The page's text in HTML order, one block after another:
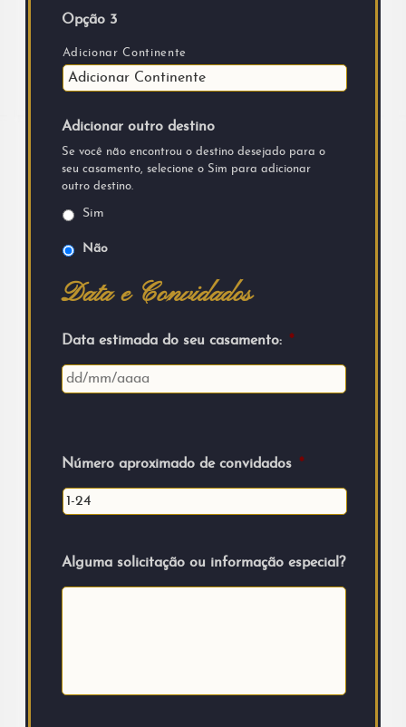
Opção 3
Adicionar Continente
Adicionar outro destino
Se você não encontrou o destino desejado para o
seu casamento, selecione o Sim para adicionar
outro destino.
Sim
Não
Data e Convidados
Data estimada do seu casamento: *
Número aproximado de convidados *
Alguma solicitação ou informação especial?